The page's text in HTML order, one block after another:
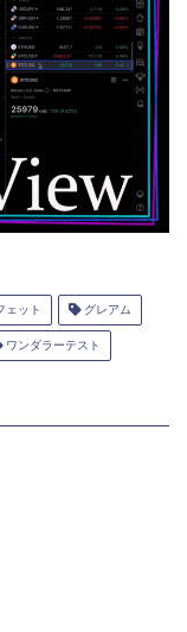
ェット グレアム
ワンダラーテスト